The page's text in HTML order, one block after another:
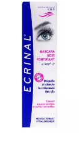
3 vendus
récemment !